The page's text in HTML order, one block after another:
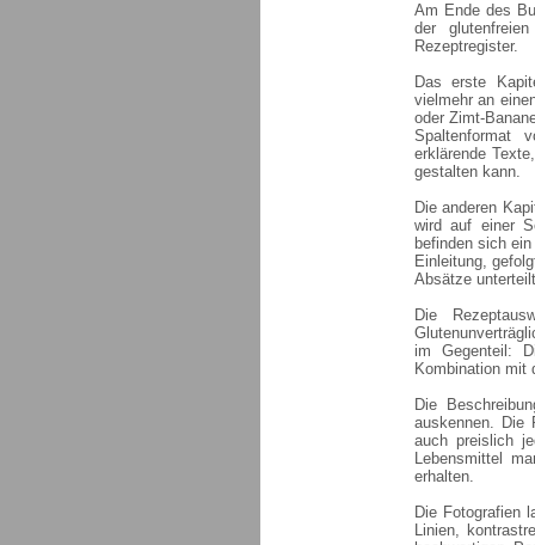
Am Ende des
der
Rezeptregister.
Das erste
vielmehr an
oder Zimt-
Spaltenformat
erklärende
gestalten kann.
Die anderen
wird auf einer
befinden sich
Einleitung,
Absätze
Die
im Gegenteil:
Kombination mit
Die
auskennen. Die
auch preislich
Lebensmittel
erhalten.
Die Fotografien
Linien,